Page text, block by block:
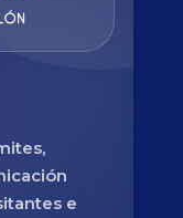
e